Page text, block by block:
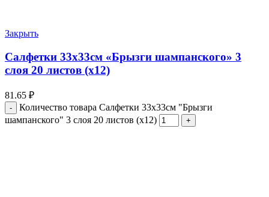
Закрыть
Салфетки 33х33см «Брызги шампанского» 3
слоя 20 листов (х12)
81.65 ₽
Количество товара Салфетки 33х33см "Брызги
шампанского" 3 слоя 20 листов (х12)